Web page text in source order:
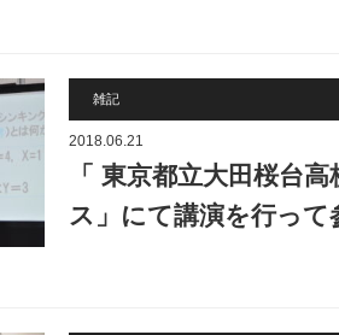
雑記
2018.06.21
「 東京都立大田桜台
ス」にて講演を行って